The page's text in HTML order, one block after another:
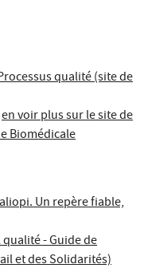
qualité (site de
en voir plus sur le site de
Biomédicale
Un repère fiable,
- Guide de
et des Solidarités)